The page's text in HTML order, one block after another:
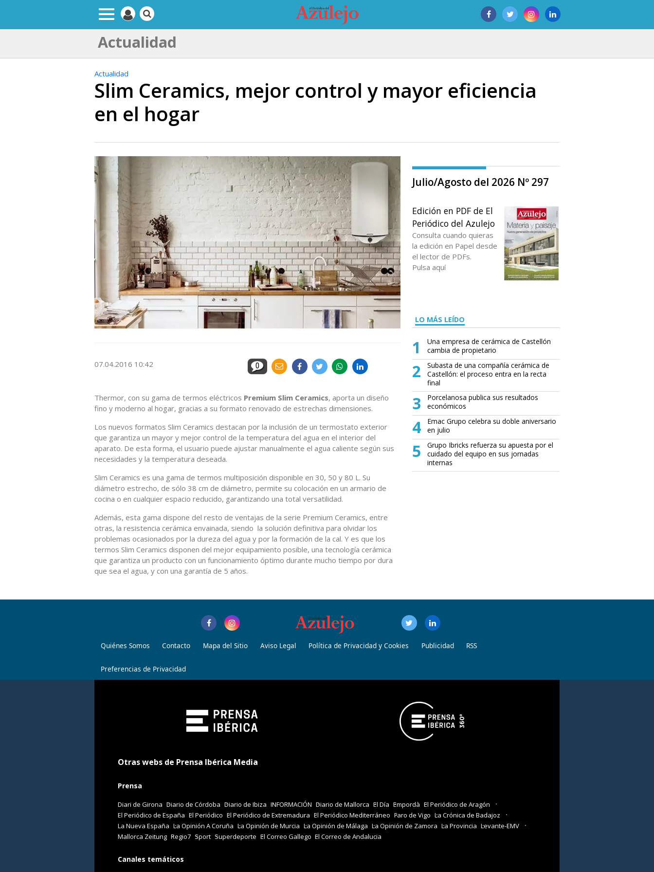
Actualidad
Actualidad
Slim Ceramics, mejor control y mayor eficiencia
en el hogar
07.04.2016 10:42 0
Thermor, con su gama de termos eléctricos Premium Slim Ceramics, aporta un diseño
fino y moderno al hogar, gracias a su formato renovado de estrechas dimensiones.
Los nuevos formatos Slim Ceramics destacan por la inclusión de un termostato exterior
que garantiza un mayor y mejor control de la temperatura del agua en el interior del
aparato. De esta forma, el usuario puede ajustar manualmente el agua caliente según sus
necesidades y la temperatura deseada.
Slim Ceramics es una gama de termos multiposición disponible en 30, 50 y 80 L. Su
diámetro estrecho, de sólo 38 cm de diámetro, permite su colocación en un armario de
cocina o en cualquier espacio reducido, garantizando una total versatilidad.
Además, esta gama dispone del resto de ventajas de la serie Premium Ceramics, entre
otras, la resistencia cerámica envainada, siendo la solución definitiva para olvidar los
problemas ocasionados por la dureza del agua y por la formación de la cal. Y es que los
termos Slim Ceramics disponen del mejor equipamiento posible, una tecnología cerámica
que garantiza un producto con un funcionamiento óptimo durante mucho tiempo por dura
que sea el agua, y con una garantía de 5 años.
Julio/Agosto del 2026 Nº 297
Edición en PDF de El
Periódico del Azulejo
Consulta cuando quieras
la edición en Papel desde
el lector de PDFs.
Pulsa aquí
LO MÁS LEÍDO
1
Una empresa de cerámica de Castellón
cambia de propietario
2
Subasta de una compañía cerámica de
Castellón: el proceso entra en la recta
final
3
Porcelanosa publica sus resultados
económicos
4
Emac Grupo celebra su doble aniversario
en julio
5
Grupo Ibricks refuerza su apuesta por el
cuidado del equipo en sus jornadas
internas
Quiénes Somos Contacto Mapa del Sitio Aviso Legal Política de Privacidad y Cookies Publicidad RSS
Preferencias de Privacidad
Otras webs de Prensa Ibérica Media
Prensa
Diari de Girona Diario de Córdoba Diario de Ibiza INFORMACIÓN Diario de Mallorca El Día Empordà El Periódico de Aragón
El Periódico de España El Periódico El Periódico de Extremadura El Periódico Mediterráneo Faro de Vigo La Crónica de Badajoz
La Nueva España La Opinión A Coruña La Opinión de Murcia La Opinión de Málaga La Opinión de Zamora La Provincia Levante-EMV
Mallorca Zeitung Regio7 Sport Superdeporte El Correo Gallego El Correo de Andalucia
Canales temáticos